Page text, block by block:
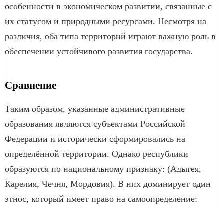
особенности в экономическом развитии, связанные с
их статусом и природными ресурсами. Несмотря на
различия, оба типа территорий играют важную роль в
обеспечении устойчивого развития государства.
Сравнение
Таким образом, указанные административные
образования являются субъектами Российской
Федерации и исторически сформировались на
определённой территории. Однако республики
образуются по национальному признаку: (Адыгея,
Карелия, Чечня, Мордовия). В них доминирует один
этнос, который имеет право на самоопределение: